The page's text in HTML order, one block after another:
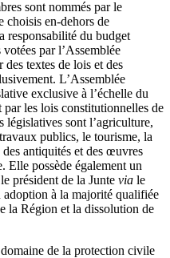
sont nommés par le
choisis en-dehors de
responsabilité du budget
par l’Assemblée
textes de lois et des
L’Assemblée
exclusive à l’échelle du
les lois constitutionnelles de
législatives sont l’agriculture,
publics, le tourisme, la
antiquités et des œuvres
Elle possède également un
président de la Junte via le
adoption à la majorité qualifiée
la Région et la dissolution de
de la protection civile